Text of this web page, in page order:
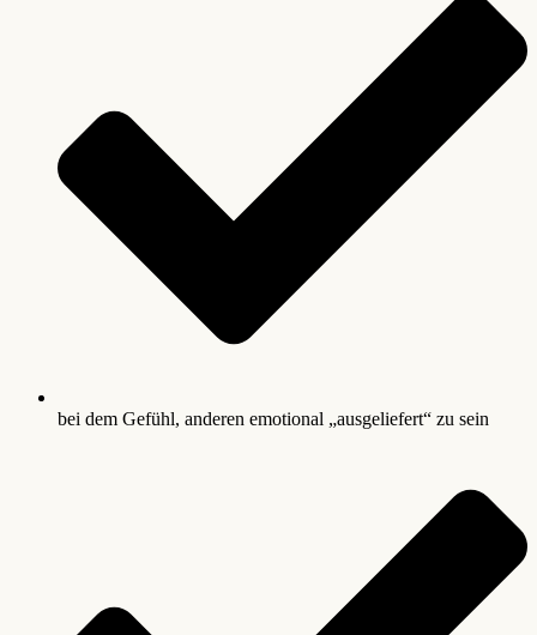
bei dem Gefühl, anderen emotional „ausgeliefert“ zu sein